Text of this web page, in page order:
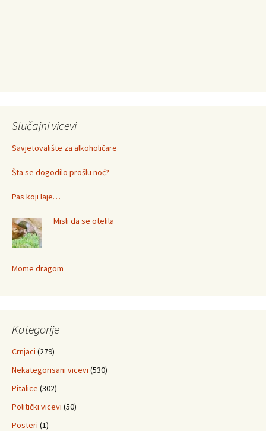
Slučajni vicevi
Savjetovalište za alkoholičare
Šta se dogodilo prošlu noć?
Pas koji laje…
Misli da se otelila
Mome dragom
Kategorije
Crnjaci (279)
Nekategorisani vicevi (530)
Pitalice (302)
Politički vicevi (50)
Posteri (1)